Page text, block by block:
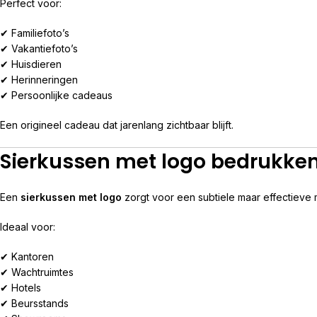
Perfect voor:
✔ Familiefoto’s
✔ Vakantiefoto’s
✔ Huisdieren
✔ Herinneringen
✔ Persoonlijke cadeaus
Een origineel cadeau dat jarenlang zichtbaar blijft.
Sierkussen met logo
Een sierkussen met logo zorgt voor een subtiele maar effectieve
Ideaal voor:
✔ Kantoren
✔ Wachtruimtes
✔ Hotels
✔ Beursstands